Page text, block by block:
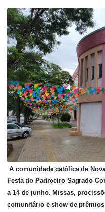
A comunidade católica de
Festa do Padroeiro Sagrado
a 14 de junho. Missas,
comunitário e show de